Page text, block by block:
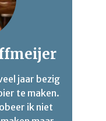
jaar bezig
te maken.
ik niet